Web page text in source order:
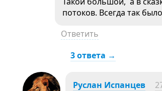
потоков. Всегда так
Ответить
3 ответа →
Руслан Испанцев